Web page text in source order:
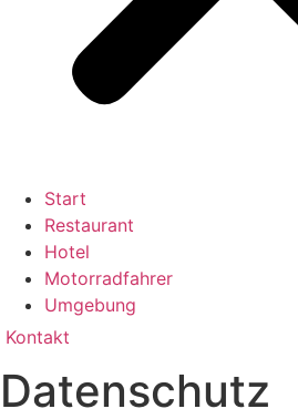
Start
Restaurant
Hotel
Motorradfahrer
Umgebung
Kontakt
Datenschutz